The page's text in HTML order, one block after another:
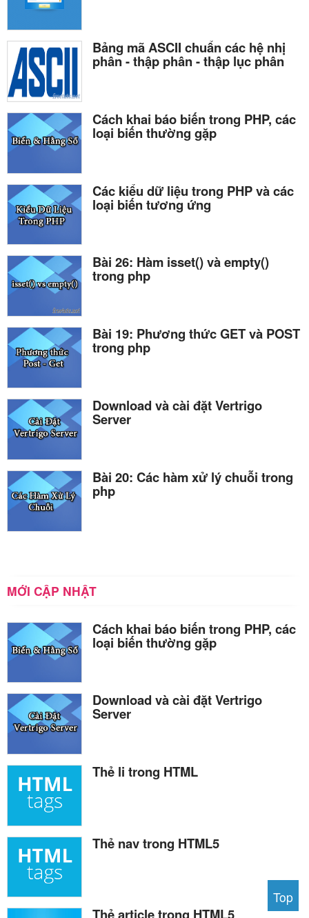
Bảng mã ASCII chuẩn các hệ nhị
phân - thập phân - thập lục phân
Cách khai báo biến trong PHP, các
loại biến thường gặp
Các kiểu dữ liệu trong PHP và các
loại biến tương ứng
Bài 26: Hàm isset() và empty()
trong php
Bài 19: Phương thức GET và POST
trong php
Download và cài đặt Vertrigo
Server
Bài 20: Các hàm xử lý chuỗi trong
php
MỚI CẬP NHẬT
Cách khai báo biến trong PHP, các
loại biến thường gặp
Download và cài đặt Vertrigo
Server
Thẻ li trong HTML
Thẻ nav trong HTML5
Top